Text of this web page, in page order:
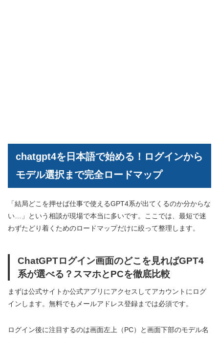
chatgpt4を日本語で始める！ログインから
モデル選択まで完全ロードマップ
「結局どこを押せば仕事で使えるGPT4系が出てくるのか分からな
い…」という相談が現場で本当に多いです。ここでは、最短で迷
わずたどり着くためのロードマップだけに絞って整理します。
ChatGPTログイン画面のどこを見ればGPT4
系が選べる？スマホとPCを徹底比較
まずは公式サイトか公式アプリにアクセスしてアカウントにログ
インします。無料でもメールアドレス登録までは必須です。
ログイン後に注目するのは画面左上（PC）と画面下部のモデル名